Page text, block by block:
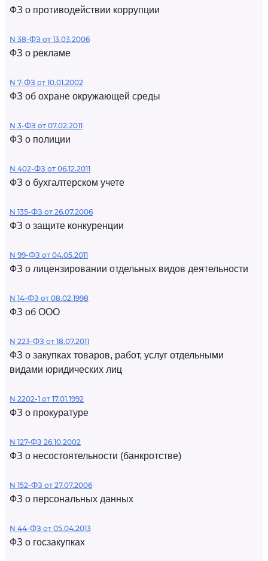
ФЗ о противодействии коррупции
N 38-ФЗ от 13.03.2006
ФЗ о рекламе
N 7-ФЗ от 10.01.2002
ФЗ об охране окружающей среды
N 3-ФЗ от 07.02.2011
ФЗ о полиции
N 402-ФЗ от 06.12.2011
ФЗ о бухгалтерском учете
N 135-ФЗ от 26.07.2006
ФЗ о защите конкуренции
N 99-ФЗ от 04.05.2011
ФЗ о лицензировании отдельных видов деятельности
N 14-ФЗ от 08.02.1998
ФЗ об ООО
N 223-ФЗ от 18.07.2011
ФЗ о закупках товаров, работ, услуг отдельными
видами юридических лиц
N 2202-1 от 17.01.1992
ФЗ о прокуратуре
N 127-ФЗ 26.10.2002
ФЗ о несостоятельности (банкротстве)
N 152-ФЗ от 27.07.2006
ФЗ о персональных данных
N 44-ФЗ от 05.04.2013
ФЗ о госзакупках